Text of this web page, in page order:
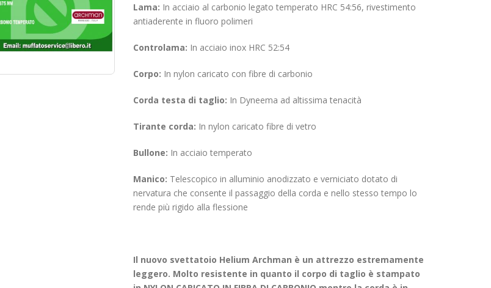
Lama: In acciaio al carbonio legato temperato HRC 54:56, rivestimento
antiaderente in fluoro polimeri
Controlama: In acciaio inox HRC 52:54
Corpo: In nylon caricato con fibre di carbonio
Corda testa di taglio: In Dyneema ad altissima tenacità
Tirante corda: In nylon caricato fibre di vetro
Bullone: In acciaio temperato
Manico: Telescopico in alluminio anodizzato e verniciato dotato di
nervatura che consente il passaggio della corda e nello stesso tempo lo
rende più rigido alla flessione
Il nuovo svettatoio Helium Archman è un attrezzo estremamente
leggero. Molto resistente in quanto il corpo di taglio è stampato